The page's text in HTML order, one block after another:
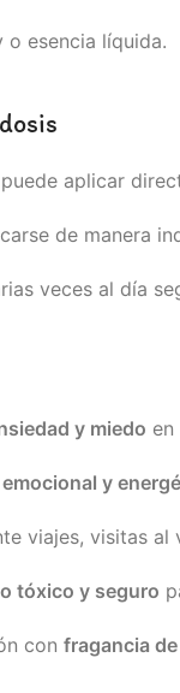
o esencia líquida.
aplicar
de manera
veces al día
y miedo en
y
viajes, visitas
tóxico y seguro
con fragancia